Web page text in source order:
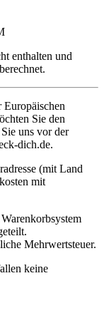
enthalten und
Sie den
uns vor der
dich.de.
(mit Land
mit
Mehrwertsteuer.
keine